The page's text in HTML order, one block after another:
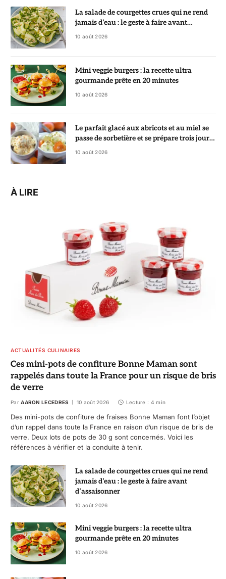
La salade de courgettes crues qui ne rend
jamais d’eau : le geste à faire avant
d’assaisonner
10 août 2026
Mini veggie burgers : la recette ultra
gourmande prête en 20 minutes
10 août 2026
Le parfait glacé aux abricots et au miel se
passe de sorbetière et se prépare trois jours
à l’avance
10 août 2026
À LIRE
ACTUALITÉS CULINAIRES
Ces mini-pots de confiture Bonne Maman sont
rappelés dans toute la France pour un risque de bris
de verre
Par AARON LECEDRES 10 août 2026 Lecture : 4 min
Des mini-pots de confiture de fraises Bonne Maman font l’objet
d’un rappel dans toute la France en raison d’un risque de bris de
verre. Deux lots de pots de 30 g sont concernés. Voici les
références à vérifier et la conduite à tenir.
La salade de courgettes crues qui ne rend
jamais d’eau : le geste à faire avant
d’assaisonner
10 août 2026
Mini veggie burgers : la recette ultra
gourmande prête en 20 minutes
10 août 2026